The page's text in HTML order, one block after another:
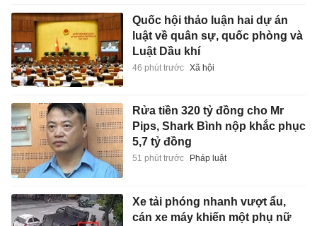
Quốc hội thảo luận hai dự án
luật về quân sự, quốc phòng và
Luật Dầu khí
46 phút trước Xã hội
Rửa tiền 320 tỷ đồng cho Mr
Pips, Shark Bình nộp khắc phục
5,7 tỷ đồng
51 phút trước Pháp luật
Xe tải phóng nhanh vượt ẩu,
cán xe máy khiến một phụ nữ